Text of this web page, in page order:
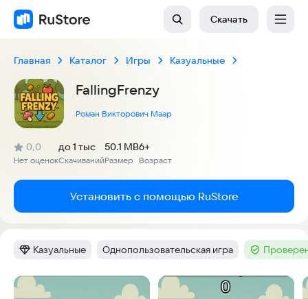
Скачать
Главная Каталог Игры Казуальные
FallingFrenzy
Роман Викторович Маар
Рейтинг:
0,0
(
Нет оценок
)
Скачиваний
до 1 тыс
Размер
50.1 MB
Возраст
6+
Установить с помощью RuStore
Категория:
Казуальные Тег:
Однопользовательская игра Тег :
Скриншоты